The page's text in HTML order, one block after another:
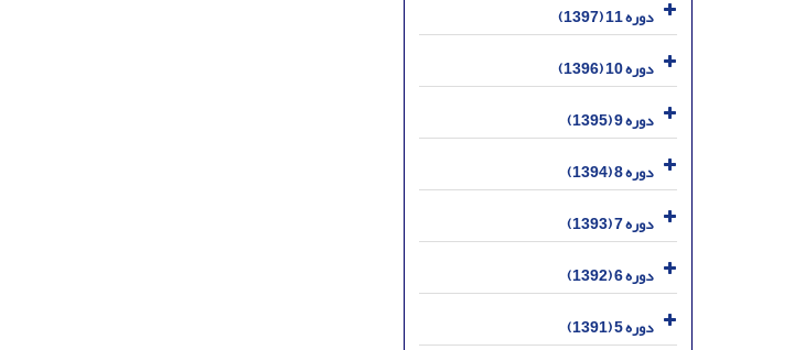
دوره 11 (1397)
دوره 10 (1396)
دوره 9 (1395)
دوره 8 (1394)
دوره 7 (1393)
دوره 6 (1392)
دوره 5 (1391)